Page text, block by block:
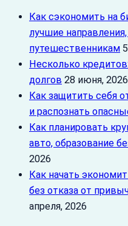
Как сэкономить на
лучшие
путешественникам
Несколько
долгов 28 июня, 2026
Как защитить себя
и распознать
Как планировать
авто, образование
2026
Как начать
без отказа от
апреля, 2026